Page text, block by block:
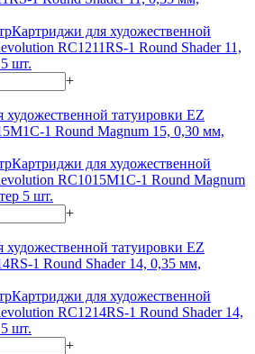
Картриджи для художественной
RC1211RS-1 Round Shader 11,
шт.
+
Картриджи для художественной
RC1015M1C-1 Round Magnum
5 шт.
+
Картриджи для художественной
RC1214RS-1 Round Shader 14,
шт.
+